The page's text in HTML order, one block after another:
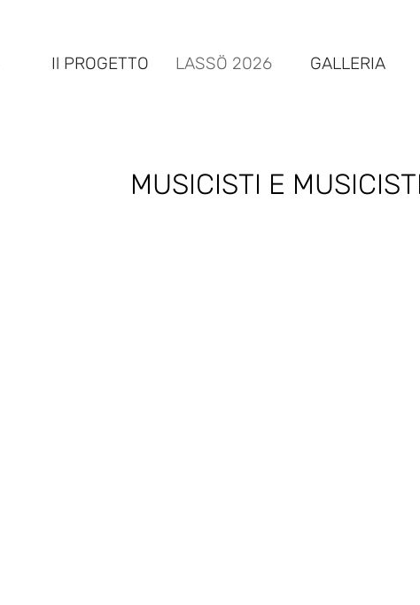
Il PROGETTO LASSÖ 2026 GALLERIA
MUSICISTI E